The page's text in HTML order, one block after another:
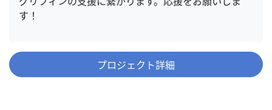
す！
プロジェクト詳細